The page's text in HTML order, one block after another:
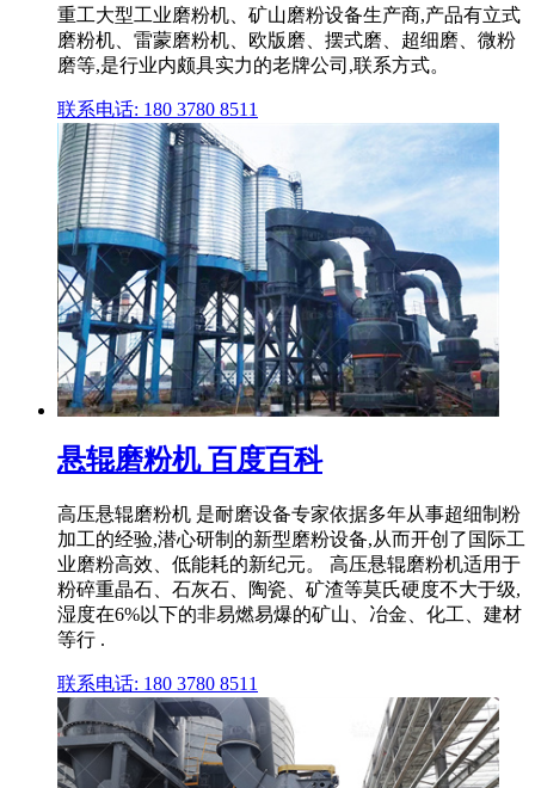
重工大型工业磨粉机、矿山磨粉设备生产商,产品有立式
磨粉机、雷蒙磨粉机、欧版磨、摆式磨、超细磨、微粉
磨等,是行业内颇具实力的老牌公司,联系方式。
联系电话: 180 3780 8511
悬辊磨粉机 百度百科
高压悬辊磨粉机 是耐磨设备专家依据多年从事超细制粉
加工的经验,潜心研制的新型磨粉设备,从而开创了国际工
业磨粉高效、低能耗的新纪元。 高压悬辊磨粉机适用于
粉碎重晶石、石灰石、陶瓷、矿渣等莫氏硬度不大于级,
湿度在6%以下的非易燃易爆的矿山、冶金、化工、建材
等行 .
联系电话: 180 3780 8511